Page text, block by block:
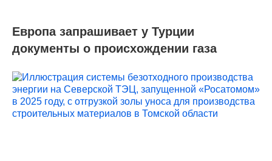
Европа запрашивает у Турции
документы о происхождении газа